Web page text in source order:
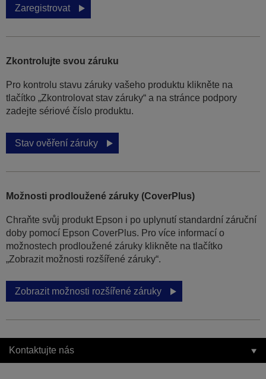
Zaregistrovat
Zkontrolujte svou záruku
Pro kontrolu stavu záruky vašeho produktu klikněte na
tlačítko „Zkontrolovat stav záruky“ a na stránce podpory
zadejte sériové číslo produktu.
Stav ověření záruky
Možnosti prodloužené záruky (CoverPlus)
Chraňte svůj produkt Epson i po uplynutí standardní záruční
doby pomocí Epson CoverPlus. Pro více informací o
možnostech prodloužené záruky klikněte na tlačítko
„Zobrazit možnosti rozšířené záruky“.
Zobrazit možnosti rozšířené záruky
Kontaktujte nás